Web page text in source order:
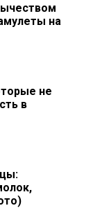
на
не
в